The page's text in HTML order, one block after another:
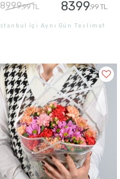
8999,99 TL 8399,99 TL
İstanbul İçi Aynı Gün Teslimat